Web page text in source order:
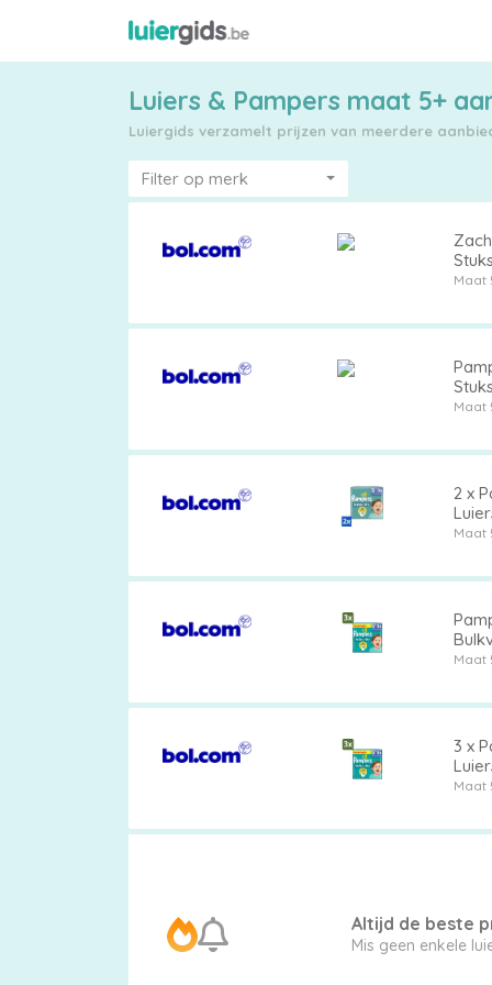
Billendoekjes
Luiers & Pampers maat 5+
Luiergids verzamelt prijzen van meerdere
Filter op merk
Maat
Stuks
Maat
2 x
Maat
Maat
3 x
Maat
Altijd de beste
Mis geen enkele